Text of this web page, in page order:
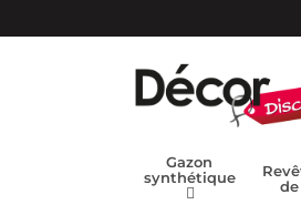
Gazon
synthétique